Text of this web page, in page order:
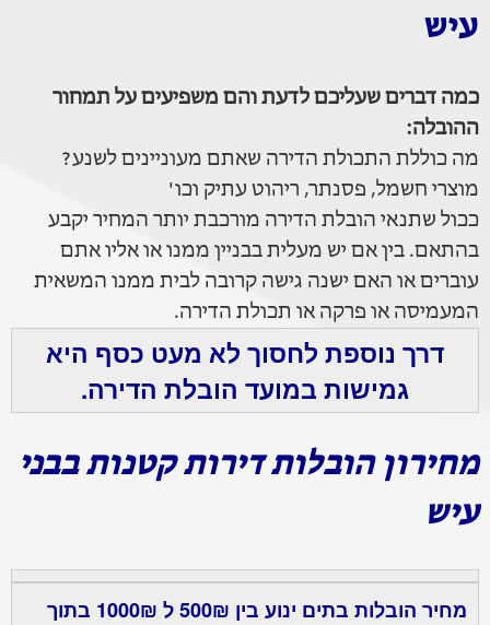
עיש
כמה דברים שעליכם לדעת והם משפיעים על תמחור
ההובלה:
מה כוללת התכולת הדירה שאתם מעוניינים לשנע?
מוצרי חשמל, פסנתר, ריהוט עתיק וכו'
ככול שתנאי הובלת הדירה מורכבת יותר המחיר יקבע
בהתאם. בין אם יש מעלית בבניין ממנו או אליו אתם
עוברים או האם ישנה גישה קרובה לבית ממנו המשאית
המעמיסה או פרקה או תכולת הדירה.
דרך נוספת לחסוך לא מעט כסף היא
גמישות במועד הובלת הדירה.
מחירון הובלות דירות קטנות בבני
עיש
מחיר הובלות בתים ינוע בין 500₪ ל 1000₪ בתוך